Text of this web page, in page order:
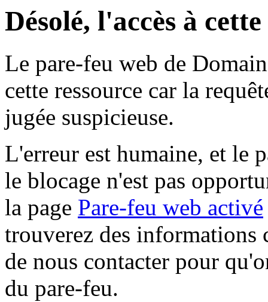
Désolé, l'accès à
Le pare-feu web de
cette ressource car la
jugée suspicieuse.
L'erreur est humaine, et le
le blocage n'est pas
la page Pare-feu web activé
trouverez des informations
de nous contacter pour
du pare-feu.